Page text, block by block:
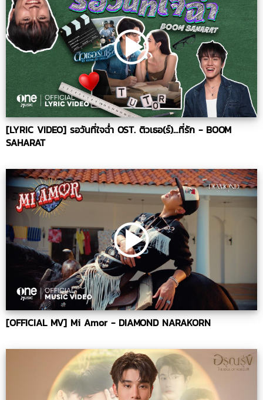
[LYRIC VIDEO] รอวันที่ใจฉ่ำ OST. ติวเธอ(ร์)...ที่รัก - BOOM
SAHARAT
[OFFICIAL MV] Mi Amor - DIAMOND NARAKORN